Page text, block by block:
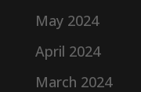
May 2024
April 2024
March 2024